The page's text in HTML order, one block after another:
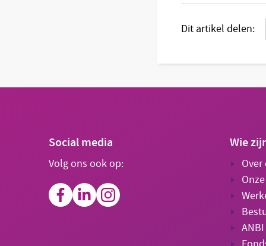
Dit artikel delen:
Social media
Volg ons ook op:
Wie
Over